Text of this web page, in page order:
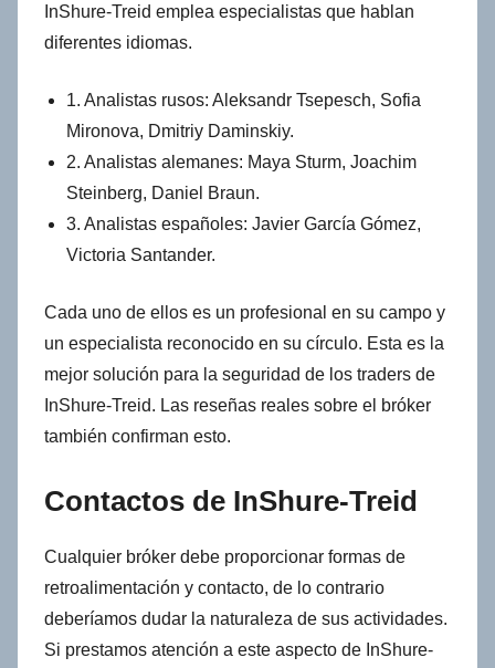
InShure-Treid emplea especialistas que hablan
diferentes idiomas.
1. Analistas rusos: Aleksandr Tsepesch, Sofia
Mironova, Dmitriy Daminskiy.
2. Analistas alemanes: Maya Sturm, Joachim
Steinberg, Daniel Braun.
3. Analistas españoles: Javier García Gómez,
Victoria Santander.
Cada uno de ellos es un profesional en su campo y
un especialista reconocido en su círculo. Esta es la
mejor solución para la seguridad de los traders de
InShure-Treid. Las reseñas reales sobre el bróker
también confirman esto.
Contactos de InShure-Treid
Cualquier bróker debe proporcionar formas de
retroalimentación y contacto, de lo contrario
deberíamos dudar la naturaleza de sus actividades.
Si prestamos atención a este aspecto de InShure-